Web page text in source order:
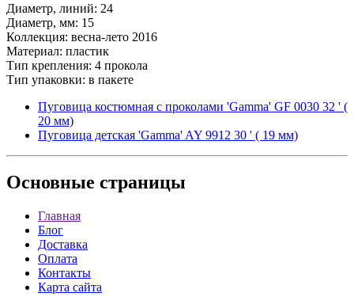
Диаметр, линий: 24
Диаметр, мм: 15
Коллекция: весна-лето 2016
Материал: пластик
Тип крепления: 4 прокола
Тип упаковки: в пакете
Пуговица костюмная с проколами 'Gamma' GF 0030 32 ' (
20 мм)
Пуговица детская 'Gamma' AY 9912 30 ' ( 19 мм)
Основные страницы
Главная
Блог
Доставка
Оплата
Контакты
Карта сайта